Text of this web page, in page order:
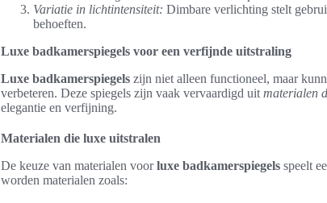
Variatie in lichtintensiteit: Dimbare verlichting stelt
behoeften.
Luxe badkamerspiegels voor een verfijnde uitstraling
Luxe badkamerspiegels zijn niet alleen functioneel, maar
verbeteren. Deze spiegels zijn vaak vervaardigd uit materialen
elegantie en verfijning.
Materialen die luxe uitstralen
De keuze van materialen voorluxe badkamerspiegels speelt
worden materialen zoals: